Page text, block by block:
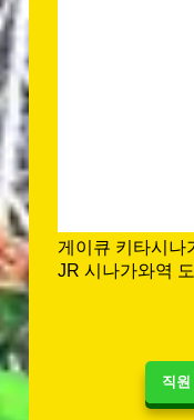
직
게이큐 키타시나
JR 시나가와역